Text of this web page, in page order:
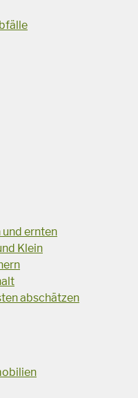
und ernten
Klein
abschätzen